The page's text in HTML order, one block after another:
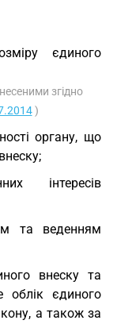
єдиного
згідно
)
органу, що
інтересів
та веденням
внеску та
облік єдиного
а також за